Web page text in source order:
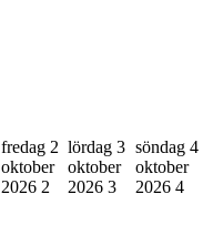
fredag 2
oktober
2026 2
lördag 3
oktober
2026 3
söndag 4
oktober
2026 4